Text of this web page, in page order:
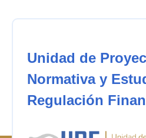
Unidad de
Normativa y
Regulación